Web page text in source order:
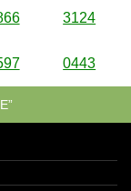
3124
0443